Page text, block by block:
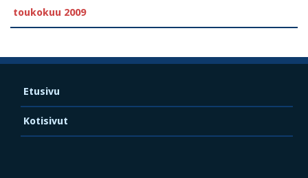
toukokuu 2009
Etusivu
Kotisivut